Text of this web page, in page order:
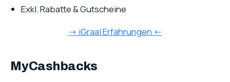
Exkl. Rabatte & Gutscheine
-> iGraal Erfahrungen <-
MyCashbacks